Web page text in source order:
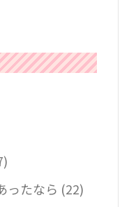
ったなら (22)